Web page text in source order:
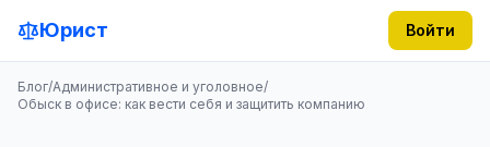
Юрист Войти
Блог/Административное и уголовное/
Обыск в офисе: как вести себя и защитить компанию